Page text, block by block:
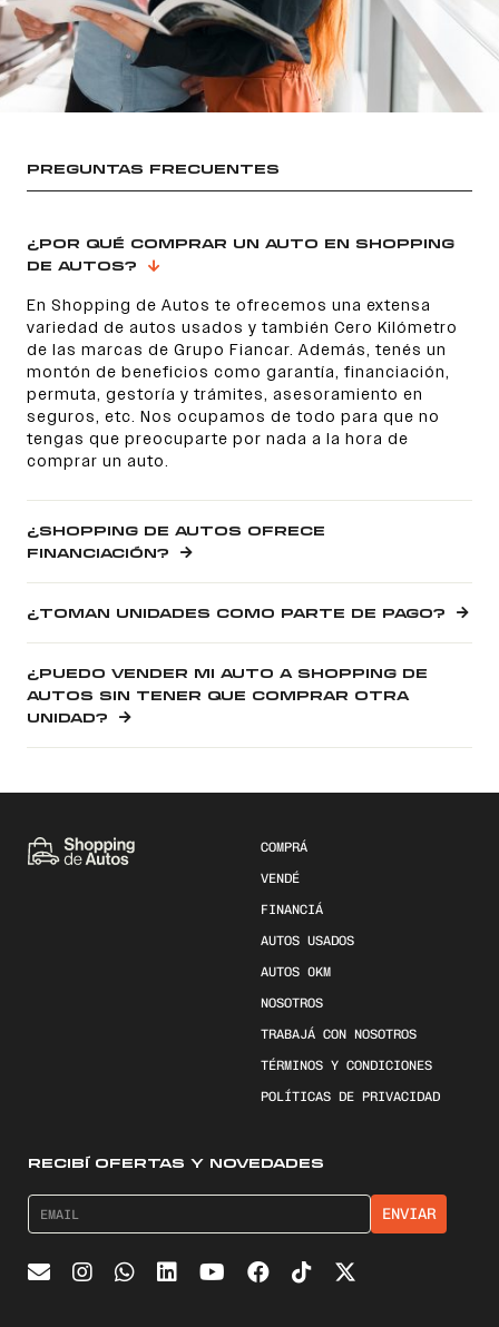
PREGUNTAS FRECUENTES
¿POR QUÉ COMPRAR UN AUTO EN SHOPPING
DE AUTOS?
En Shopping de Autos te ofrecemos una extensa
variedad de autos usados y también Cero Kilómetro
de las marcas de Grupo Fiancar. Además, tenés un
montón de beneficios como garantía, financiación,
permuta, gestoría y trámites, asesoramiento en
seguros, etc. Nos ocupamos de todo para que no
tengas que preocuparte por nada a la hora de
comprar un auto.
¿SHOPPING DE AUTOS OFRECE
FINANCIACIÓN?
¿TOMAN UNIDADES COMO PARTE DE PAGO?
¿PUEDO VENDER MI AUTO A SHOPPING DE
AUTOS SIN TENER QUE COMPRAR OTRA
UNIDAD?
COMPRÁ
VENDÉ
FINANCIÁ
AUTOS USADOS
AUTOS 0KM
NOSOTROS
TRABAJÁ CON NOSOTROS
TÉRMINOS Y CONDICIONES
POLÍTICAS DE PRIVACIDAD
RECIBÍ OFERTAS Y NOVEDADES